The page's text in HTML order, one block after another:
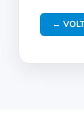
←